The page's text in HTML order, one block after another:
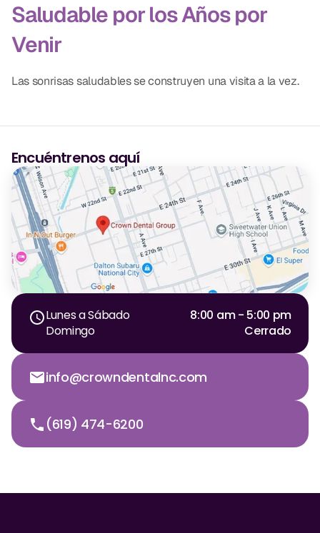
Saludable por los Años por
Venir
Las sonrisas saludables se construyen una visita a la vez.
Encuéntrenos aquí
Lunes a Sábado
8:00 am - 5:00 pm
Domingo
Cerrado
info@crowndentalnc.com
(619) 474-6200